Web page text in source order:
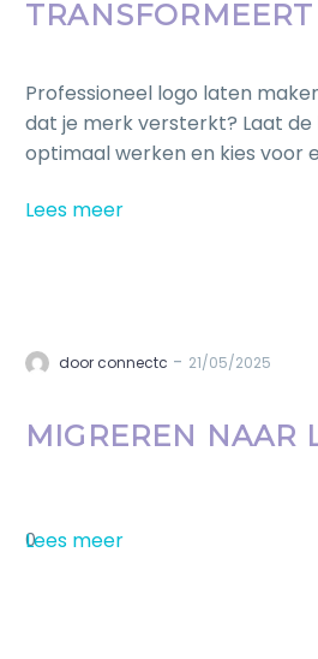
TRANSFORMEERT
Professioneel logo laten
dat je merk versterkt? Laat
optimaal werken en kies voor
Lees meer
door connectc - 21/05/2025
MIGREREN NAAR
Lees meer
0